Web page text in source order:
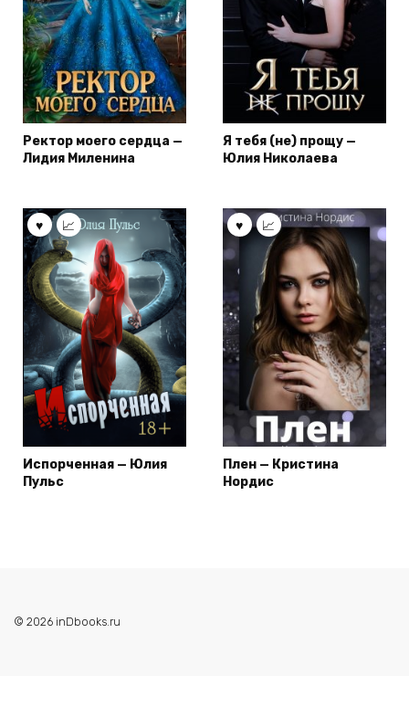
Ректор моего сердца —
Лидия Миленина
Я тебя (не) прощу —
Юлия Николаева
Испорченная — Юлия
Пульс
Плен — Кристина
Нордис
© 2026 inDbooks.ru